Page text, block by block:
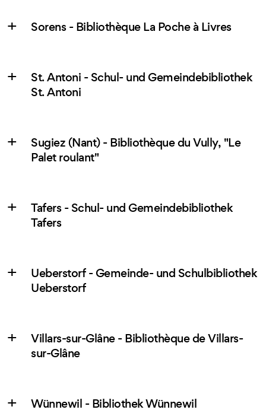
Sorens - Bibliothèque La Poche à Livres
St. Antoni - Schul- und Gemeindebibliothek
St. Antoni
Sugiez (Nant) - Bibliothèque du Vully, "Le
Palet roulant"
Tafers - Schul- und Gemeindebibliothek
Tafers
Ueberstorf - Gemeinde- und Schulbibliothek
Ueberstorf
Villars-sur-Glâne - Bibliothèque de Villars-
sur-Glâne
Wünnewil - Bibliothek Wünnewil